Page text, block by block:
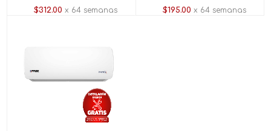
$312.00 x 64 semanas $195.00 x 64 semanas